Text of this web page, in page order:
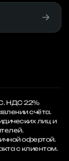
НДС 22%
счёта.
лиц и
офертой.
с клиентом.